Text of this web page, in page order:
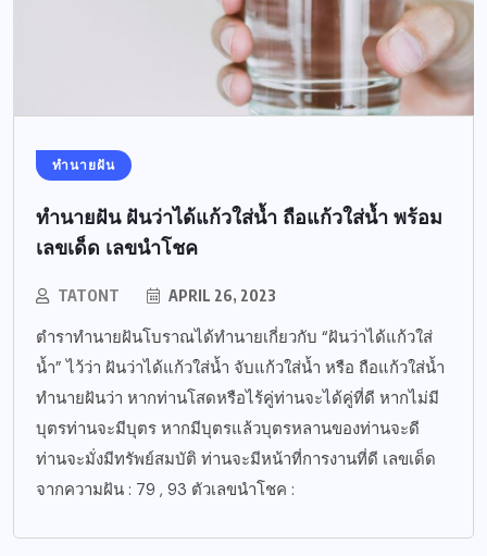
ทำนายฝัน
ทำนายฝัน ฝันว่าได้แก้วใส่น้ำ ถือแก้วใส่น้ำ พร้อม
เลขเด็ด เลขนำโชค
TATONT APRIL 26, 2023
ตำราทำนายฝันโบราณได้ทำนายเกี่ยวกับ “ฝันว่าได้แก้วใส่
น้ำ” ไว้ว่า ฝันว่าได้แก้วใส่น้ำ จับแก้วใส่น้ำ หรือ ถือแก้วใส่น้ำ
ทำนายฝันว่า หากท่านโสดหรือไร้คู่ท่านจะได้คู่ที่ดี หากไม่มี
บุตรท่านจะมีบุตร หากมีบุตรแล้วบุตรหลานของท่านจะดี
ท่านจะมั่งมีทรัพย์สมบัติ ท่านจะมีหน้าที่การงานที่ดี เลขเด็ด
จากความฝัน : 79 , 93 ตัวเลขนำโชค :